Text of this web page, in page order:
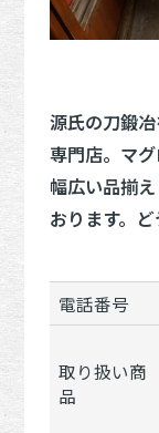
源氏の刀鍛
専門店。マグ
幅広い品揃
おります。
電話番号
取り扱い商
品